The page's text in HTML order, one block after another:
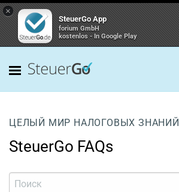
×
SteuerGo App
forium GmbH
kostenlos - In Google Play
ЦЕЛЫЙ МИР НАЛОГОВЫХ ЗНАНИЙ
SteuerGo FAQs